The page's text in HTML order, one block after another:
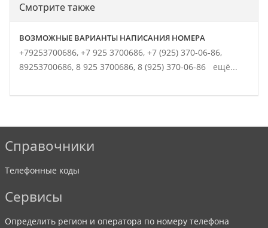
Смотрите также
ВОЗМОЖНЫЕ ВАРИАНТЫ НАПИСАНИЯ НОМЕРА
+79253700686, +7 925 3700686, +7 (925) 370-06-86,
89253700686, 8 925 3700686, 8 (925) 370-06-86 ещё...
Справочники
Телефонные коды
Сервисы
Определить регион и оператора по номеру телефона